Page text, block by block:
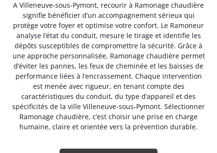
A Villeneuve-sous-Pymont, recourir à Ramonage chaudière
signifie bénéficier d’un accompagnement sérieux qui
protège votre foyer et optimise votre confort. Le Ramoneur
analyse l’état du conduit, mesure le tirage et identifie les
dépôts susceptibles de compromettre la sécurité. Grâce à
une approche personnalisée, Ramonage chaudière permet
d’éviter les pannes, les feux de cheminée et les baisses de
performance liées à l’encrassement. Chaque intervention
est menée avec rigueur, en tenant compte des
caractéristiques du conduit, du type d’appareil et des
spécificités de la ville Villeneuve-sous-Pymont. Sélectionner
Ramonage chaudière, c’est choisir une prise en charge
humaine, claire et orientée vers la prévention durable.